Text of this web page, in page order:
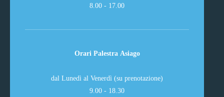
8.00 - 17.00
Orari Palestra Asiago
dal Lunedì al Venerdì (su prenotazione)
9.00 - 18.30